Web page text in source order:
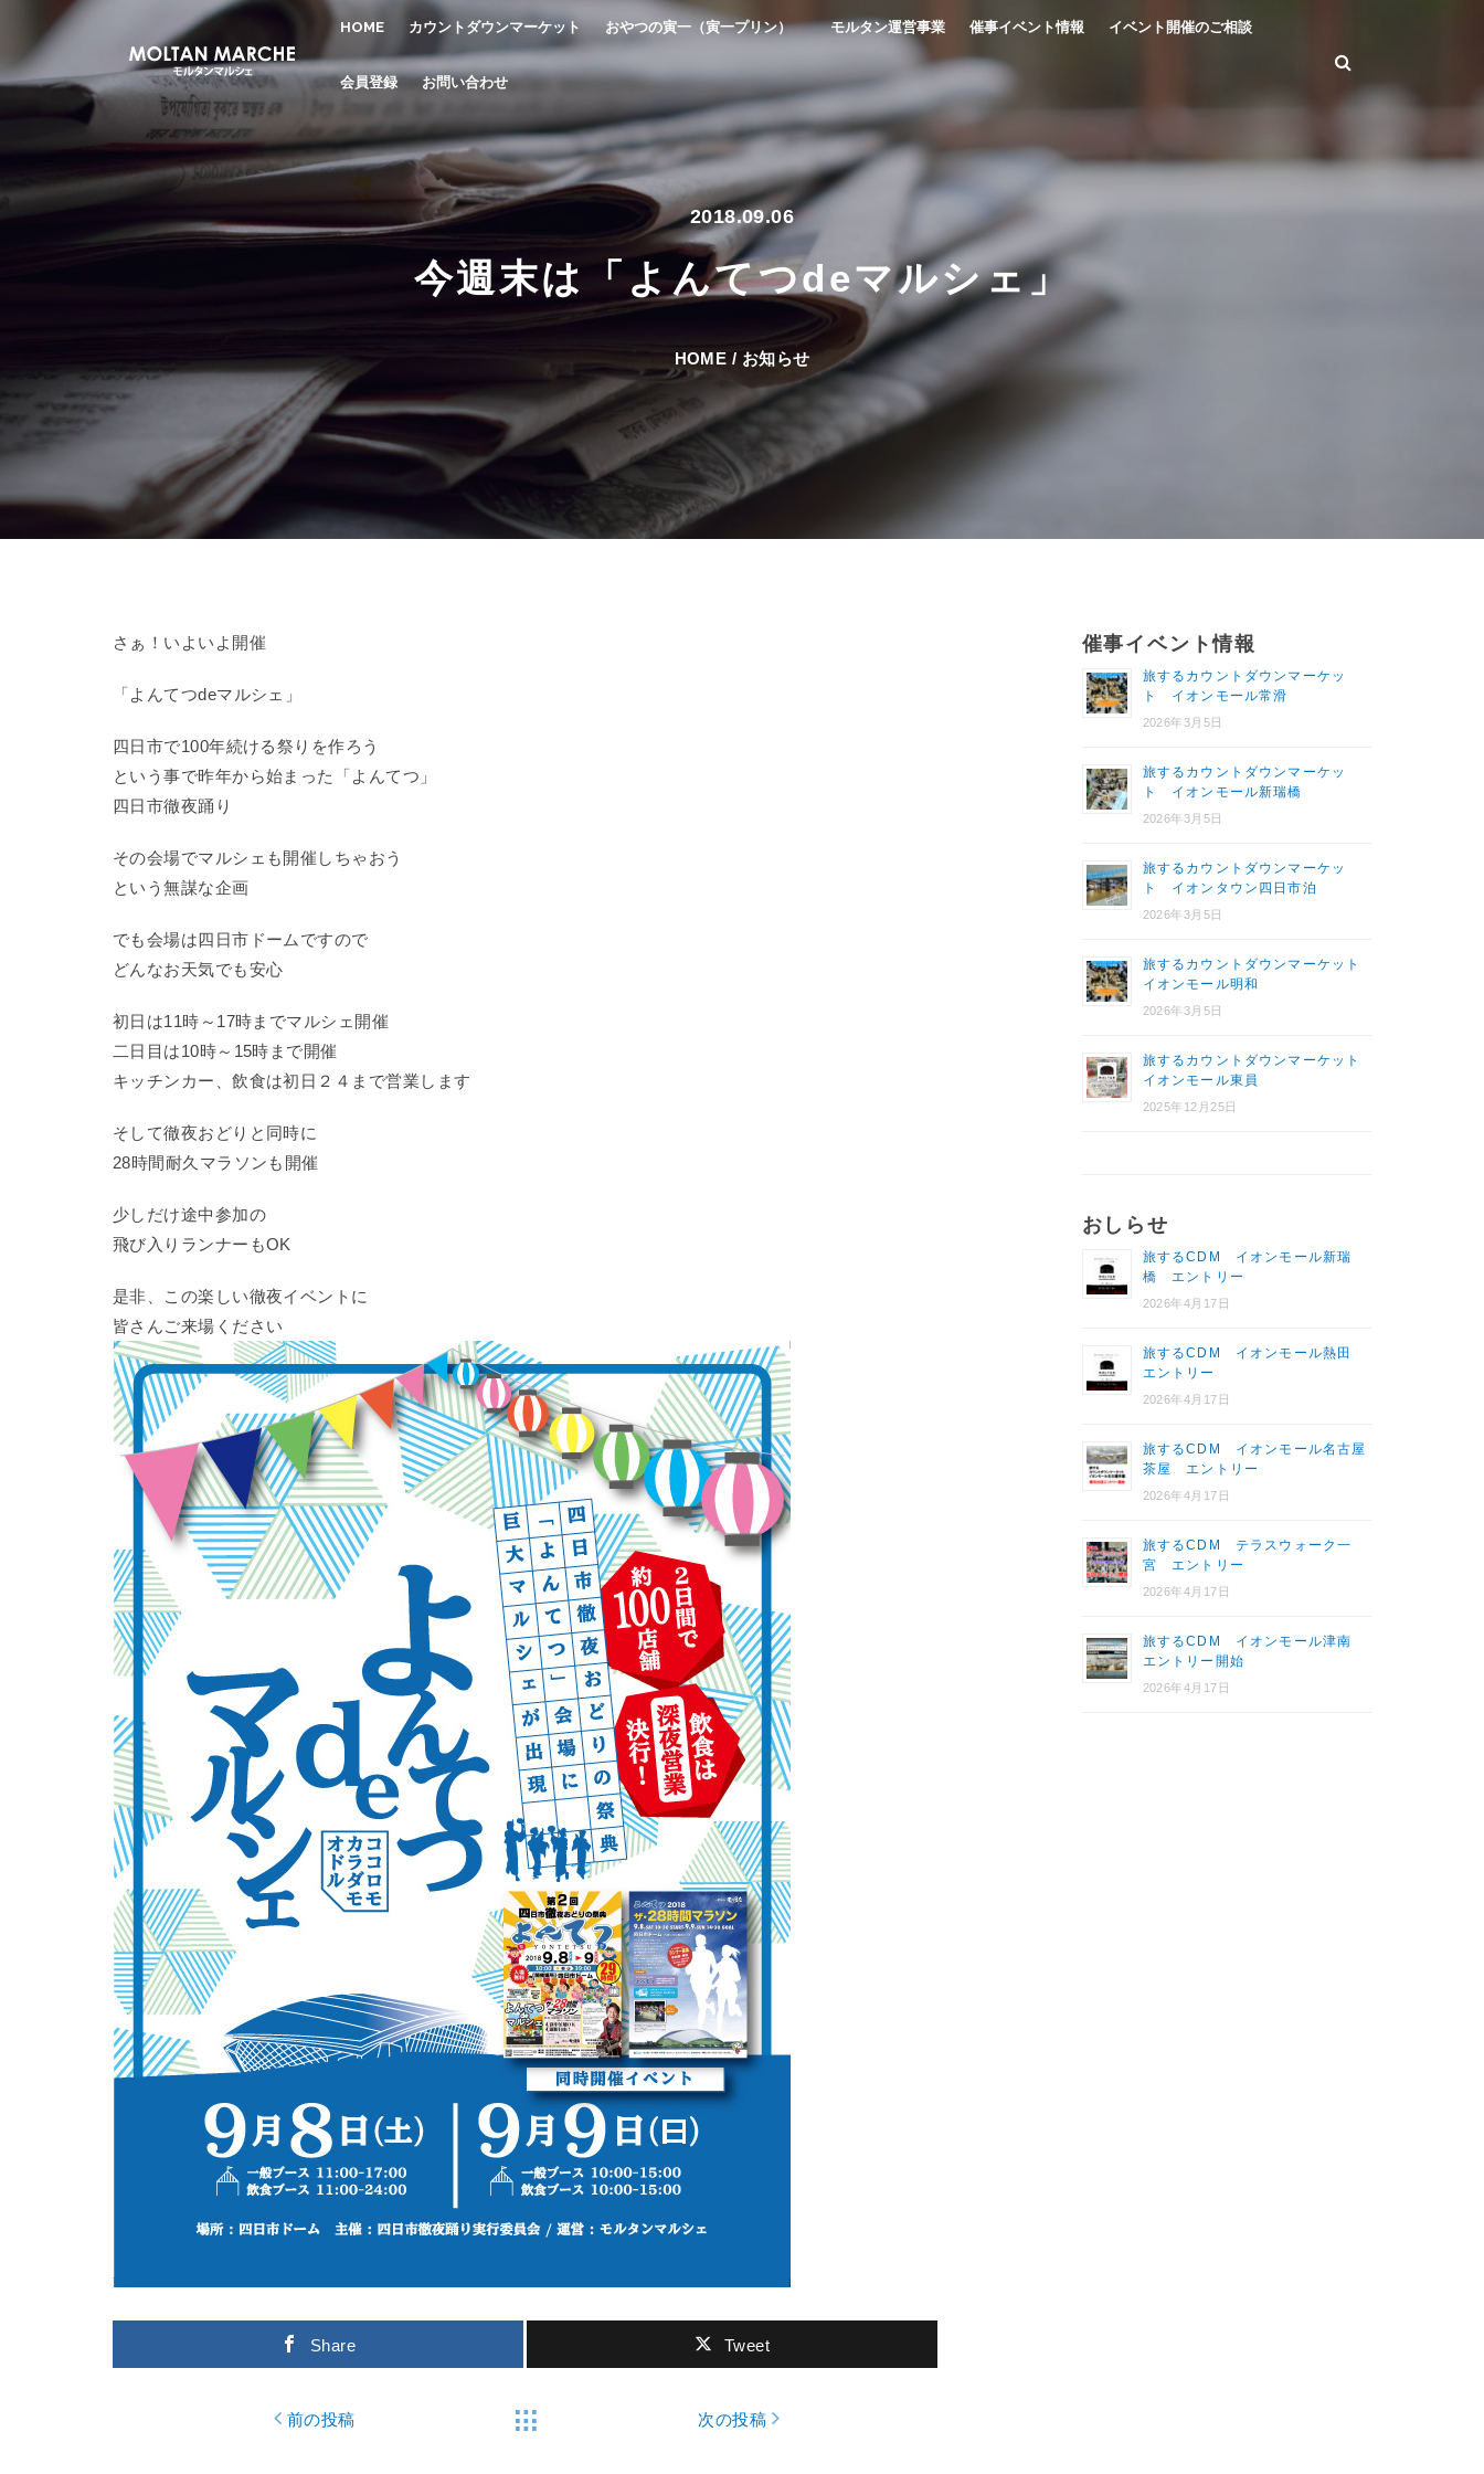
HOME カウントダウンマーケット おやつの寅一（寅一プリン） モルタン運営事業 催事イベント情報 イベント開催のご相談
会員登録 お問い合わせ
2018.09.06
今週末は「よんてつdeマルシェ」
HOME / お知らせ
さぁ！いよいよ開催
「よんてつdeマルシェ」
四日市で100年続ける祭りを作ろう
という事で昨年から始まった「よんてつ」
四日市徹夜踊り
その会場でマルシェも開催しちゃおう
という無謀な企画
でも会場は四日市ドームですので
どんなお天気でも安心
初日は11時～17時までマルシェ開催
二日目は10時～15時まで開催
キッチンカー、飲食は初日２４まで営業します
そして徹夜おどりと同時に
28時間耐久マラソンも開催
少しだけ途中参加の
飛び入りランナーもOK
是非、この楽しい徹夜イベントに
皆さんご来場ください
Share Tweet
前の投稿 次の投稿
催事イベント情報
旅するカウントダウンマーケッ
ト イオンモール常滑
2026年3月5日
旅するカウントダウンマーケッ
ト イオンモール新瑞橋
2026年3月5日
旅するカウントダウンマーケッ
ト イオンタウン四日市泊
2026年3月5日
旅するカウントダウンマーケット
イオンモール明和
2026年3月5日
旅するカウントダウンマーケット
イオンモール東員
2025年12月25日
おしらせ
旅するCDM イオンモール新瑞
橋 エントリー
2026年4月17日
旅するCDM イオンモール熱田
エントリー
2026年4月17日
旅するCDM イオンモール名古屋
茶屋 エントリー
2026年4月17日
旅するCDM テラスウォーク一
宮 エントリー
2026年4月17日
旅するCDM イオンモール津南
エントリー開始
2026年4月17日